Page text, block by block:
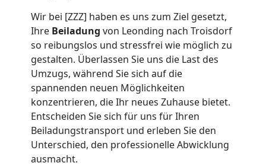
Wir bei [ZZZ] haben es uns zum Ziel gesetzt,
Ihre Beiladung von Leonding nach Troisdorf
so reibungslos und stressfrei wie möglich zu
gestalten. Überlassen Sie uns die Last des
Umzugs, während Sie sich auf die
spannenden neuen Möglichkeiten
konzentrieren, die Ihr neues Zuhause bietet.
Entscheiden Sie sich für uns für Ihren
Beiladungstransport und erleben Sie den
Unterschied, den professionelle Abwicklung
ausmacht.
Mann
LKW
Leonding